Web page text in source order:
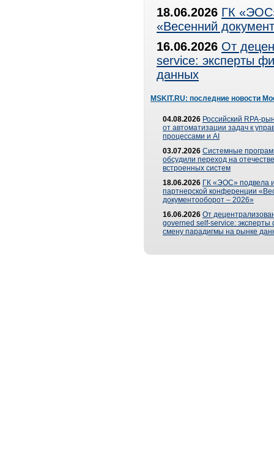
18.06.2026 ГК
«Весенний
16.06.2026 От
service: эксперты
данных
MSKIT.RU: последние новости
04.08.2026 Российский RPA-
от автоматизации задач к
процессами и AI
03.07.2026 Системные
обсудили переход на
встроенных систем
18.06.2026 ГК «ЭОС» подвела
партнерской конференции
документооборот – 2026»
16.06.2026 От
governed self-service: эксперты
смену парадигмы на рынке